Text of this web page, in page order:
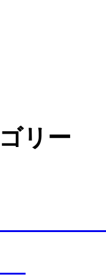
リー